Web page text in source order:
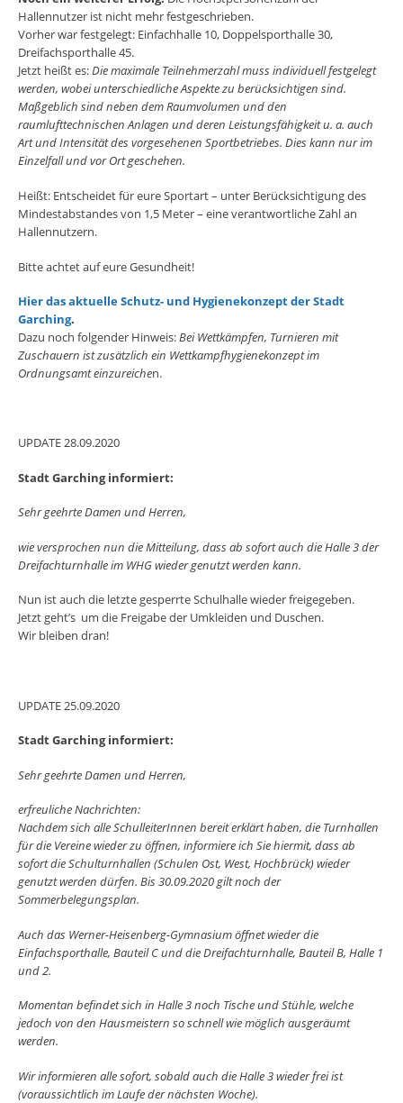
Hallennutzer ist nicht mehr festgeschrieben.
Vorher war festgelegt: Einfachhalle 10, Doppelsporthalle 30,
Dreifachsporthalle 45.
Jetzt heißt es:Die maximale Teilnehmerzahl muss individuell festgelegt
werden, wobei unterschiedliche Aspekte zu berücksichtigen sind.
Maßgeblich sind neben dem Raumvolumen und den
raumlufttechnischen Anlagen und deren Leistungsfähigkeit u. a. auch
Art und Intensität des vorgesehenen Sportbetriebes. Dies kann nur im
Einzelfall und vor Ort geschehen.
Heißt: Entscheidet für eure Sportart – unter Berücksichtigung des
Mindestabstandes von 1,5 Meter – eine verantwortliche Zahl an
Hallennutzern.
Bitte achtet auf eure Gesundheit!
Hier das aktuelle Schutz- und Hygienekonzept der Stadt
Garching.
Dazu noch folgender Hinweis:Bei Wettkämpfen, Turnieren mit
Zuschauern ist zusätzlich ein Wettkampfhygienekonzept im
Ordnungsamt einzureichen.
UPDATE 28.09.2020
Stadt Garching informiert:
Sehr geehrte Damen und Herren,
wie versprochen nun die Mitteilung, dass ab sofort auch die Halle 3 der
Dreifachturnhalle im WHG wieder genutzt werden kann.
Nun ist auch die letzte gesperrte Schulhalle wieder freigegeben.
Jetzt geht’s um die Freigabe der Umkleiden und Duschen.
Wir bleiben dran!
UPDATE 25.09.2020
Stadt Garching informiert:
Sehr geehrte Damen und Herren,
erfreuliche Nachrichten:
Nachdem sich alle SchulleiterInnen bereit erklärt haben, die Turnhallen
für die Vereine wieder zu öffnen, informiere ich Sie hiermit, dass ab
sofort die Schulturnhallen (Schulen Ost, West, Hochbrück) wieder
genutzt werden dürfen. Bis 30.09.2020 gilt noch der
Sommerbelegungsplan.
Auch das Werner-Heisenberg-Gymnasium öffnet wieder die
Einfachsporthalle, Bauteil Cund die Dreifachturnhalle, Bauteil B, Halle 1
und 2.
Momentan befindet sich in Halle 3 noch Tische und Stühle, welche
jedoch von den Hausmeistern so schnell wie möglich ausgeräumt
werden.
Wir informieren alle sofort, sobald auch die Halle 3 wieder frei ist
(voraussichtlich im Laufe der nächsten Woche).